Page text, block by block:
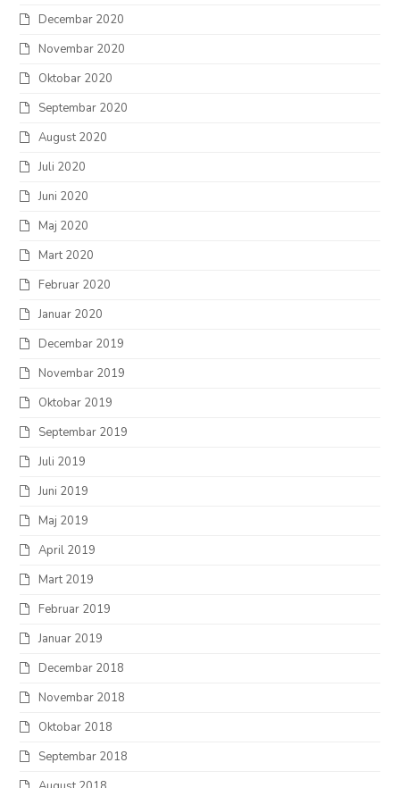
Decembar 2020
Novembar 2020
Oktobar 2020
Septembar 2020
August 2020
Juli 2020
Juni 2020
Maj 2020
Mart 2020
Februar 2020
Januar 2020
Decembar 2019
Novembar 2019
Oktobar 2019
Septembar 2019
Juli 2019
Juni 2019
Maj 2019
April 2019
Mart 2019
Februar 2019
Januar 2019
Decembar 2018
Novembar 2018
Oktobar 2018
Septembar 2018